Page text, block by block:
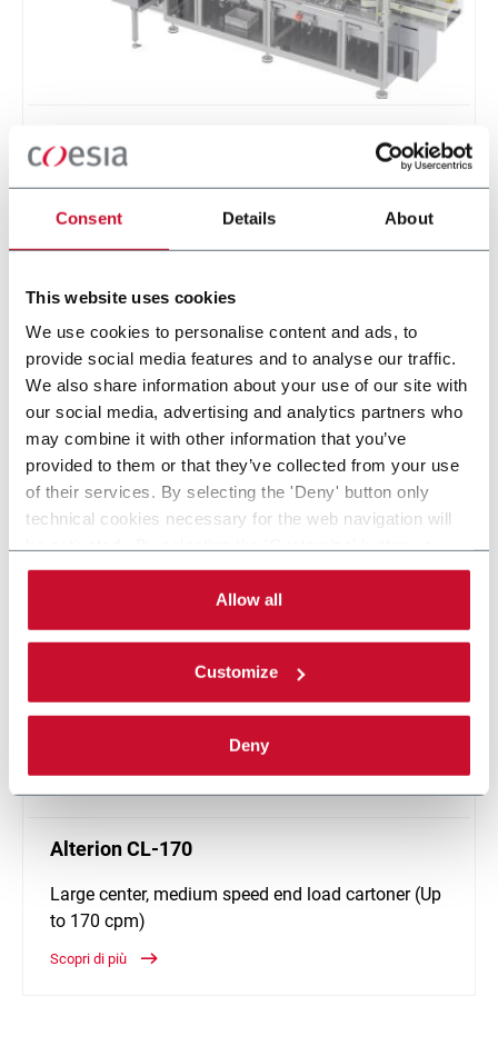
Consent Details About
This website uses cookies
We use cookies to personalise content and ads, to
provide social media features and to analyse our traffic.
We also share information about your use of our site with
our social media, advertising and analytics partners who
may combine it with other information that you’ve
provided to them or that they’ve collected from your use
of their services. By selecting the 'Deny' button only
technical cookies necessary for the web navigation will
can choose the single categories of cookies to be
activated. Read the completecookie policy
Allow all
Customize
Deny
Cartoning machine for up to 100 pc/min
Scopri di più
9 solutions
Within the Pet Care industry, R.A Jones provides advanced
machinery solutions such as Chub Packing, Cup Filling, MAP
and Tray&Sleeve Packing. Discover more!
CONTACT US
Alterion CL-170
Large center, medium speed end load cartoner (Up
to 170 cpm)
Scopri di più